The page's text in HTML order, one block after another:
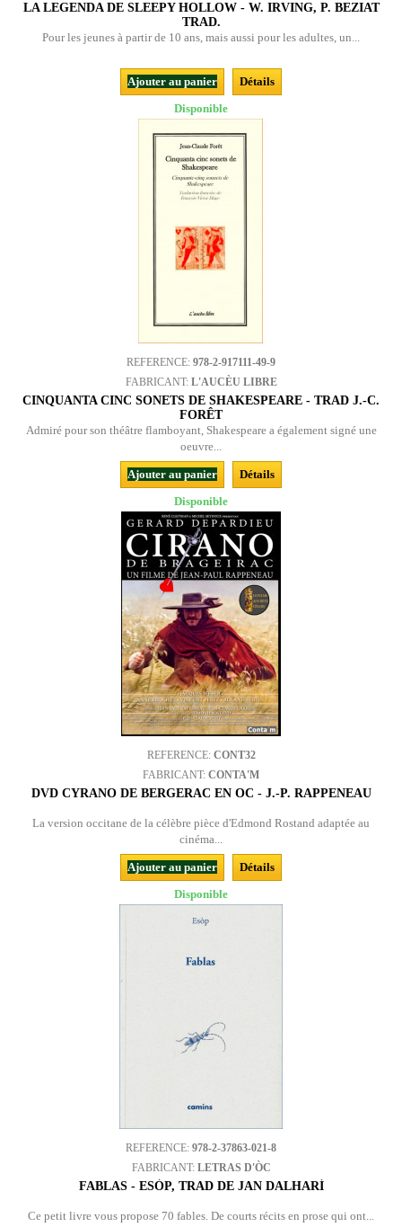
LA LEGENDA DE SLEEPY HOLLOW - W. IRVING, P. BEZIAT
TRAD.
Pour les jeunes à partir de 10 ans, mais aussi pour les adultes, un...
Ajouter au panier
Détails
Disponible
REFERENCE: 978-2-917111-49-9
FABRICANT: L'AUCÈU LIBRE
CINQUANTA CINC SONETS DE SHAKESPEARE - TRAD J.-C.
FORÊT
Admiré pour son théâtre flamboyant, Shakespeare a également signé une
oeuvre...
Ajouter au panier
Détails
Disponible
REFERENCE: CONT32
FABRICANT: CONTA'M
DVD CYRANO DE BERGERAC EN OC - J.-P. RAPPENEAU
La version occitane de la célèbre pièce d'Edmond Rostand adaptée au
cinéma...
Ajouter au panier
Détails
Disponible
REFERENCE: 978-2-37863-021-8
FABRICANT: LETRAS D'ÒC
FABLAS - ESÒP, TRAD DE JAN DALHARÍ
Ce petit livre vous propose 70 fables. De courts récits en prose qui ont...